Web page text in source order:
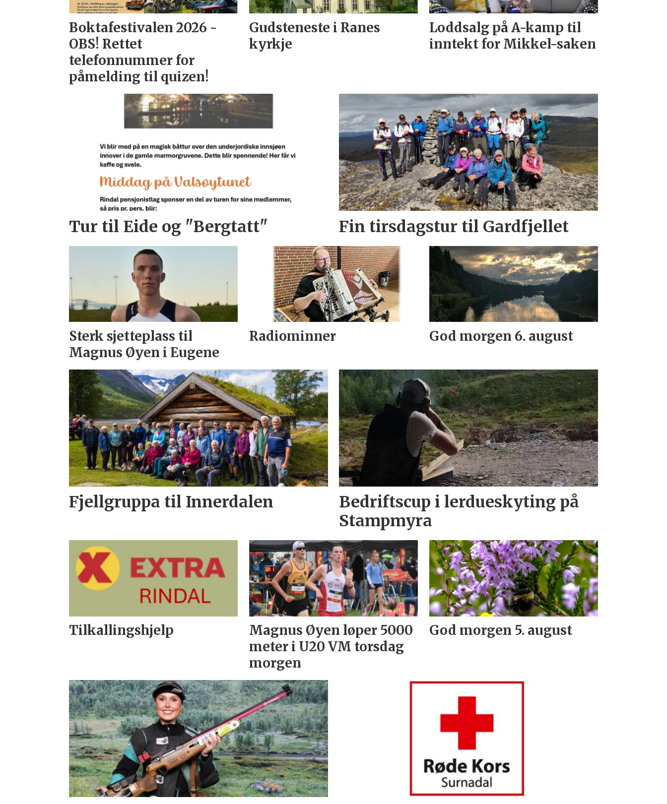
Boktafestivalen 2026 -
OBS! Rettet
telefonnummer for
påmelding til quizen!
Gudsteneste i Ranes
kyrkje
Loddsalg på A-kamp til
inntekt for Mikkel-saken
Tur til Eide og "Bergtatt" Fin tirsdagstur til Gardfjellet
Sterk sjetteplass til
Magnus Øyen i Eugene
Radiominner God morgen 6. august
Fjellgruppa til Innerdalen
Bedriftscup i lerdueskyting på
Stampmyra
Tilkallingshjelp
Magnus Øyen løper 5000
meter i U20 VM torsdag
morgen
God morgen 5. august